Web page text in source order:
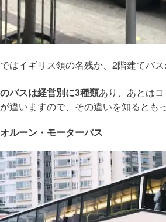
はイギリス領の名残か、2階建てバ
バスは経営別に3種類あり、あとは
違いますので、その違いを知るとも
ルーン・モーターバス